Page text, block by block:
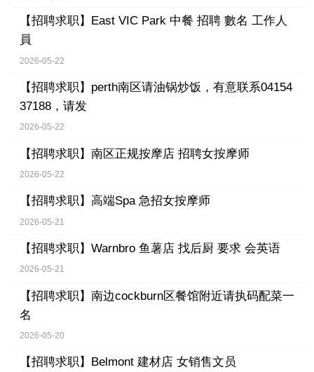
【招聘求职】 East VIC Park 中餐 招聘 數名 工作人
員
2026-05-22
【招聘求职】 perth南区请油锅炒饭，有意联系04154
37188，请发
2026-05-22
【招聘求职】 南区正规按摩店 招聘女按摩师
2026-05-22
【招聘求职】 高端Spa 急招女按摩师
2026-05-21
【招聘求职】 Warnbro 鱼薯店 找后厨 要求 会英语
2026-05-21
【招聘求职】 南边cockburn区餐馆附近请执码配菜一
名
2026-05-20
【招聘求职】 Belmont 建材店 女销售文员